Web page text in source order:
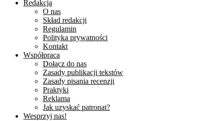
Redakcja
O nas
Skład redakcji
Regulamin
Polityka prywatności
Kontakt
Współpraca
Dołącz do nas
Zasady publikacji tekstów
Zasady pisania recenzji
Praktyki
Reklama
Jak uzyskać patronat?
Wesprzyj nas!